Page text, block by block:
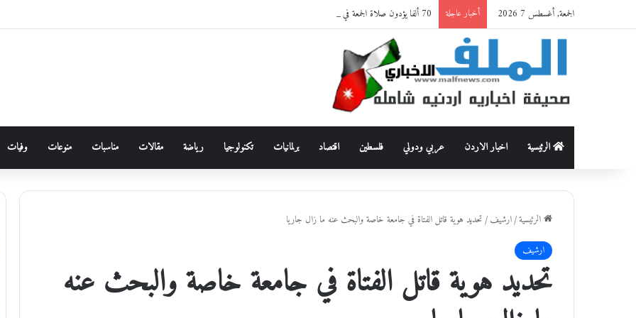
الجمعة, أغسطس 7 2026 أخبار عاجلة 70 ألفا يؤدون صلاة الجمعة في المسجد الأقصى
الرئيسية اخبار الاردن عربي ودولي فلسطين اقتصاد برلمانيات تكنولوجيا رياضة مقالات مناسبات منوعات وفيات
الرئيسية/ارشيف/تحديد هوية قاتل الفتاة في جامعة خاصة والبحث عنه ما زال جاريا
ارشيف
تحديد هوية قاتل الفتاة في جامعة خاصة والبحث عنه